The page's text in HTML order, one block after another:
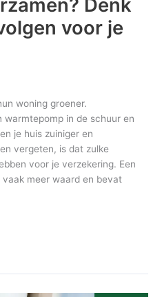
Denk
voor je
woning groener.
warmtepomp in de schuur en
je huis zuiniger en
vergeten, is dat zulke
voor je verzekering. Een
meer waard en bevat